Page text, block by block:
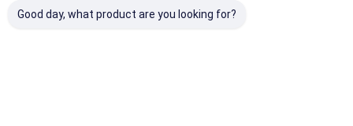
Good day, what product are you looking for?